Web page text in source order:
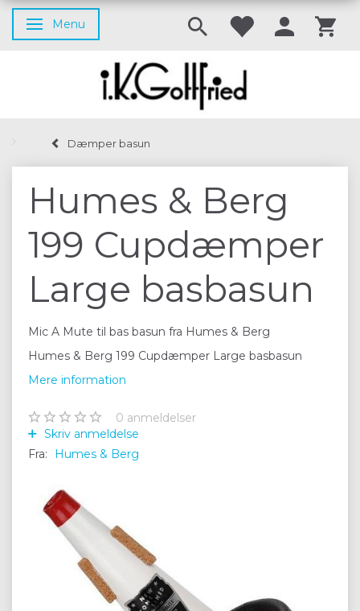
Skifte navigation
Menu
Dæmper basun
Humes & Berg
199 Cupdæmper
Large basbasun
Mic A Mute til bas basun fra Humes & Berg
Humes & Berg 199 Cupdæmper Large basbasun
Mere information
0 anmeldelser
Skriv anmeldelse
Fra:
Humes & Berg